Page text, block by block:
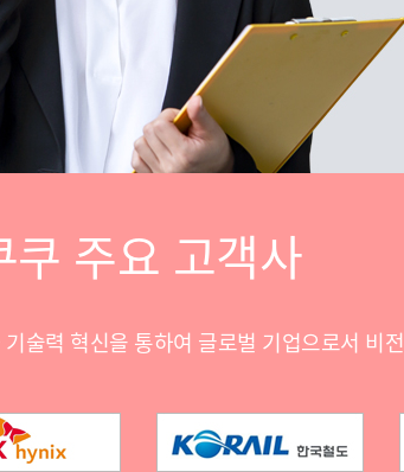
쿠 주요 고객사
술력 혁신을 통하여 글로벌 기업으로서 비